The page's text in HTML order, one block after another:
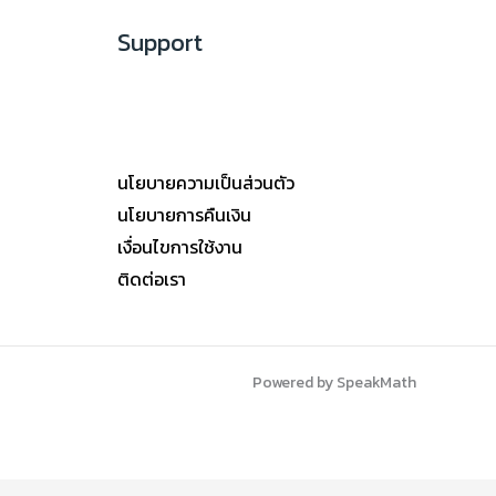
Support
นโยบายความเป็นส่วนตัว
นโยบายการคืนเงิน
เงื่อนไขการใช้งาน
ติดต่อเรา
Powered by SpeakMath